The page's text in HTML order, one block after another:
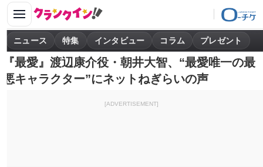
ニュース 特集 インタビュー コラム プレゼント
『最愛』渡辺康介役・朝井大智、“最愛唯一の最
悪キャラクター”にネットねぎらいの声
[ADVERTISEMENT]